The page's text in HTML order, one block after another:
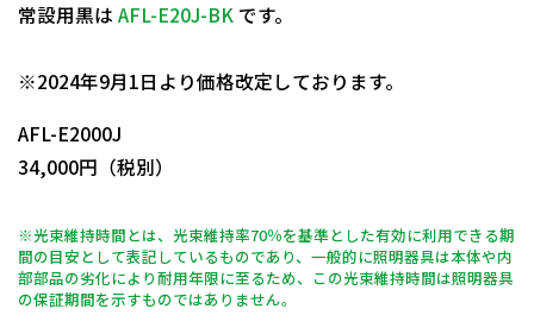
常設用黒は AFL-E20J-BK です。
※2024年9月1日より価格改定しております。
AFL-E2000J
34,000円（税別）
※光束維持時間とは、光束維持率70％を基準とした有効に利用できる期
間の目安として表記しているものであり、一般的に照明器具は本体や内
部部品の劣化により耐用年限に至るため、この光束維持時間は照明器具
の保証期間を示すものではありません。